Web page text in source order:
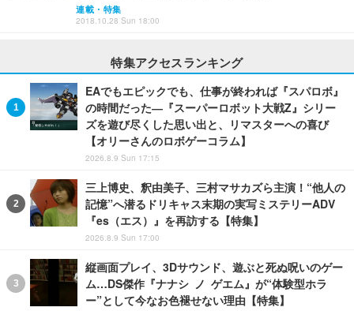
連載・特集
2018.10.28 Sun 18:00
特集アクセスランキング
EAでもエピックでも、仕事が終われば『スパロボ』
の時間だった―『スーパーロボット大戦Z』シリー
ズを遊び尽くした思い出と、リマスターへの喜び
【オリーさんのロボゲーコラム】
2026.8.9 Sun 17:15
三上博史、釈由美子、三村マサカズら主演！“他人の
記憶”へ潜るドリキャス末期の実写ミステリーADV
『es（エス）』を再訪する【特集】
2026.8.9 Sun 17:00
縦画面プレイ、3Dサウンド、遊ぶと死ぬ呪いのゲー
ム…DS傑作『ナナシ ノ ゲエム』が“体験型ホラ
ー”として今なお色褪せない理由【特集】